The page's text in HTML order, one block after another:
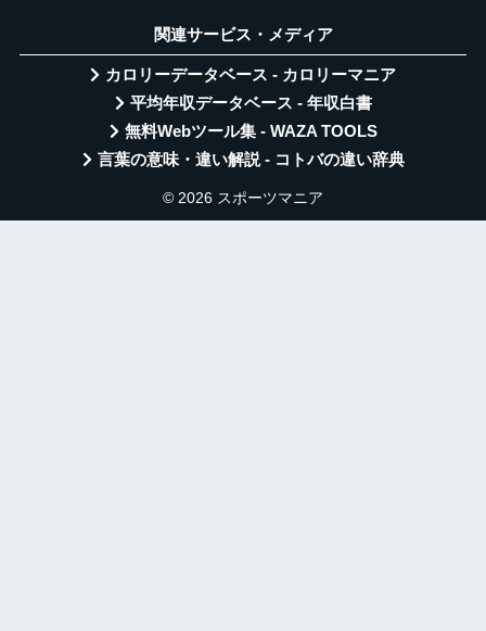
関連サービス・メディア
カロリーデータベース - カロリーマニア
平均年収データベース - 年収白書
無料Webツール集 - WAZA TOOLS
言葉の意味・違い解説 - コトバの違い辞典
© 2026 スポーツマニア